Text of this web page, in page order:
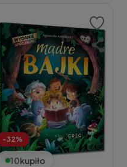
-32%
10kupiło